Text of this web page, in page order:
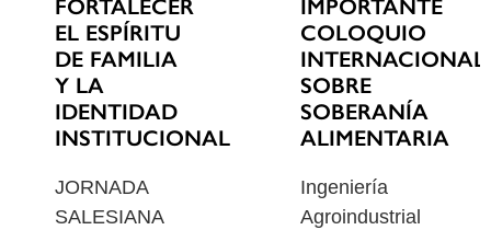
FORTALECER
EL ESPÍRITU
DE FAMILIA
Y LA
IDENTIDAD
INSTITUCIONAL
JORNADA
SALESIANA
IMPORTANTE
COLOQUIO
INTERNACIONAL
SOBRE
SOBERANÍA
ALIMENTARIA
Ingeniería
Agroindustrial